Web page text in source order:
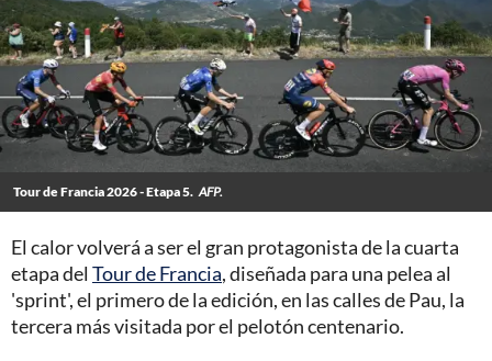
Tour de Francia 2026 - Etapa 5. AFP.
El calor volverá a ser el gran protagonista de la cuarta
etapa del Tour de Francia, diseñada para una pelea al
'sprint', el primero de la edición, en las calles de Pau, la
tercera más visitada por el pelotón centenario.